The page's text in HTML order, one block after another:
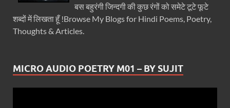
बस बहुरंगी जिन्दगी की कुछ रंगों को समेटे टूटे फूटे
शब्दों में लिखता हूँ !Browse My Blogs for Hindi Poems, Poetry,
Thoughts & Articles.
MICRO AUDIO POETRY M01 – BY SUJIT